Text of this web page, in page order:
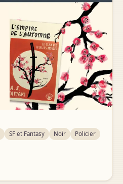
SF et Fantasy Noir
Policier